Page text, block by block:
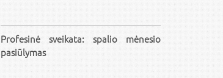
Profesinė sveikata: spalio mėnesio
pasiūlymas